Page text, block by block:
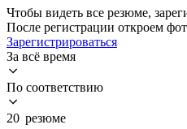
Чтобы видеть все резюме,
После регистрации откроем
Зарегистрироваться
За всё время
По соответствию
20 резюме